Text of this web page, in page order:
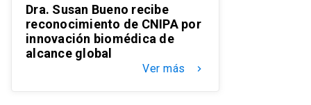
Dra. Susan Bueno recibe
reconocimiento de CNIPA por
innovación biomédica de
alcance global
Ver más keyboard_arrow_right